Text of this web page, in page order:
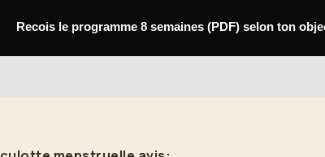
Recois le programme 8 semaines (PDF) selon ton